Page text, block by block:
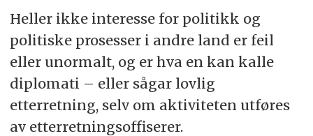
Heller ikke interesse for politikk og
politiske prosesser i andre land er feil
eller unormalt, og er hva en kan kalle
diplomati – eller sågar lovlig
etterretning, selv om aktiviteten utføres
av etterretningsoffiserer.